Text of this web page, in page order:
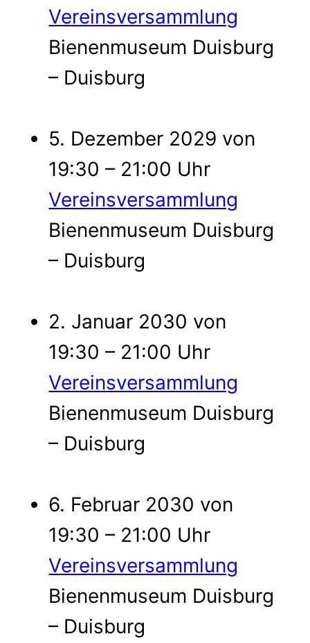
Vereinsversammlung
Bienenmuseum Duisburg
– Duisburg
5. Dezember 2029 von
19:30 – 21:00 Uhr
Vereinsversammlung
Bienenmuseum Duisburg
– Duisburg
2. Januar 2030 von
19:30 – 21:00 Uhr
Vereinsversammlung
Bienenmuseum Duisburg
– Duisburg
6. Februar 2030 von
19:30 – 21:00 Uhr
Vereinsversammlung
Bienenmuseum Duisburg
– Duisburg